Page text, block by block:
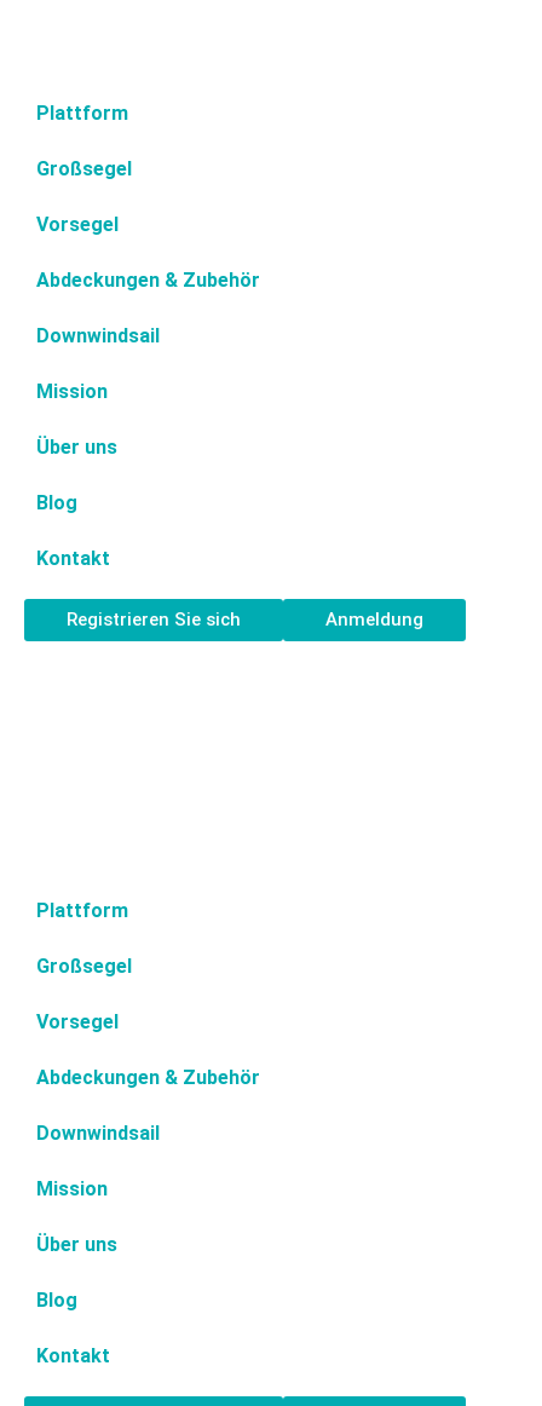
Plattform
Großsegel
Vorsegel
Abdeckungen & Zubehör
Downwindsail
Mission
Über uns
Blog
Kontakt
Registrieren Sie sich Anmeldung
Plattform
Großsegel
Vorsegel
Abdeckungen & Zubehör
Downwindsail
Mission
Über uns
Blog
Kontakt